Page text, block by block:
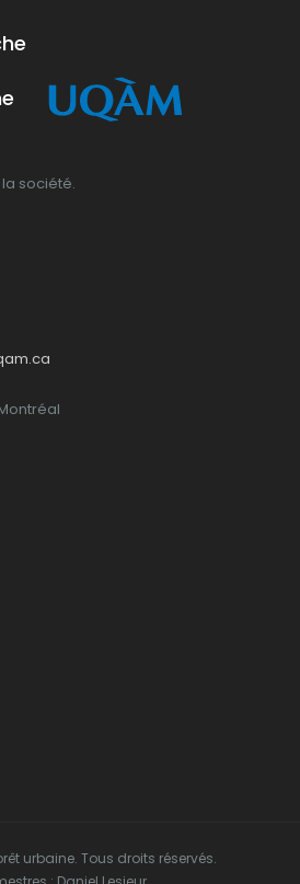
dans nos
société.
urbaine. Tous droits réservés.